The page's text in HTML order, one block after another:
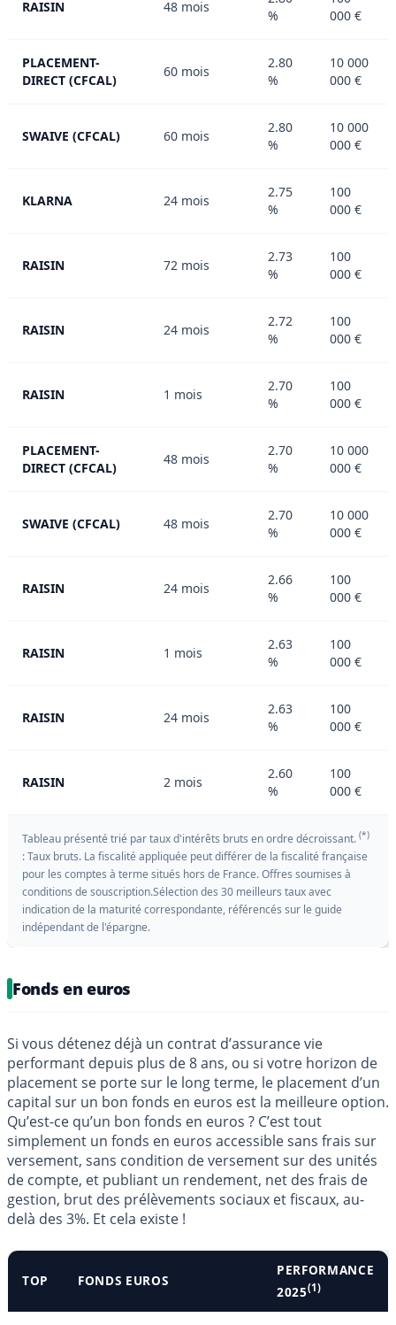
RAISIN 48 mois
%
000 €
PLACEMENT-
DIRECT (CFCAL)
60 mois
2.80
%
10 000
000 €
SWAIVE (CFCAL) 60 mois
2.80
%
10 000
000 €
KLARNA 24 mois
2.75
%
100
000 €
RAISIN 72 mois
2.73
%
100
000 €
RAISIN 24 mois
2.72
%
100
000 €
RAISIN 1 mois
2.70
%
100
000 €
PLACEMENT-
DIRECT (CFCAL)
48 mois
2.70
%
10 000
000 €
SWAIVE (CFCAL) 48 mois
2.70
%
10 000
000 €
RAISIN 24 mois
2.66
%
100
000 €
RAISIN 1 mois
2.63
%
100
000 €
RAISIN 24 mois
2.63
%
100
000 €
RAISIN 2 mois
2.60
%
100
000 €
Tableau présenté trié par taux d'intérêts bruts en ordre décroissant. (*)
: Taux bruts. La fiscalité appliquée peut différer de la fiscalité française
pour les comptes à terme situés hors de France. Offres soumises à
conditions de souscription.Sélection des 30 meilleurs taux avec
indication de la maturité correspondante, référencés sur le guide
indépendant de l'épargne.
Fonds en euros
Si vous détenez déjà un contrat d’assurance vie
performant depuis plus de 8 ans, ou si votre horizon de
placement se porte sur le long terme, le placement d’un
capital sur un bon fonds en euros est la meilleure option.
Qu’est-ce qu’un bon fonds en euros ? C’est tout
simplement un fonds en euros accessible sans frais sur
versement, sans condition de versement sur des unités
de compte, et publiant un rendement, net des frais de
gestion, brut des prélèvements sociaux et fiscaux, au-
delà des 3%. Et cela existe !
TOP FONDS EUROS
PERFORMANCE
2025(1)